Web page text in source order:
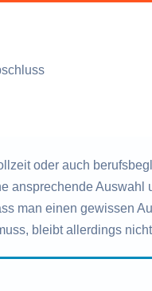
oder auch
ansprechende Auswahl
man einen gewissen
bleibt allerdings